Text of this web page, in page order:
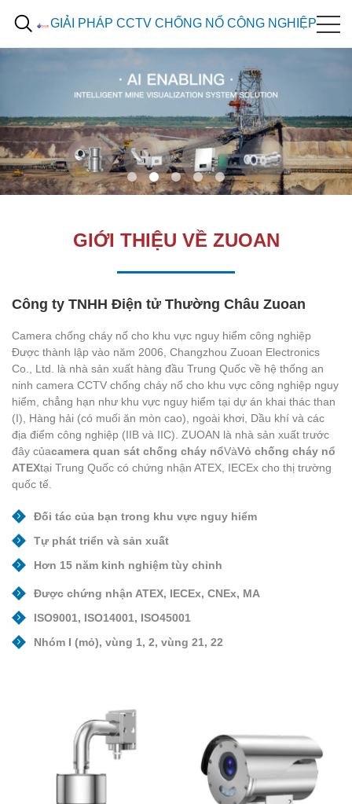
GIẢI PHÁP CCTV CHỐNG NỔ CÔNG NGHIỆP
GIỚI THIỆU VỀ ZUOAN
Công ty TNHH Điện tử Thường Châu Zuoan
Camera chống cháy nổ cho khu vực nguy hiểm công nghiệp
Được thành lập vào năm 2006, Changzhou Zuoan Electronics
Co., Ltd. là nhà sản xuất hàng đầu Trung Quốc về hệ thống an
ninh camera CCTV chống cháy nổ cho khu vực công nghiệp nguy
hiểm, chẳng hạn như khu vực nguy hiểm tại dự án khai thác than
(I), Hàng hải (có muối ăn mòn cao), ngoài khơi, Dầu khí và các
địa điểm công nghiệp (IIB và IIC). ZUOAN là nhà sản xuất trước
đây củacamera quan sát chống cháy nổVàVỏ chống cháy nổ
ATEXtại Trung Quốc có chứng nhận ATEX, IECEx cho thị trường
quốc tế.
Đối tác của bạn trong khu vực nguy hiểm
Tự phát triển và sản xuất
Hơn 15 năm kinh nghiệm tùy chỉnh
Được chứng nhận ATEX, IECEx, CNEx, MA
ISO9001, ISO14001, ISO45001
Nhóm I (mỏ), vùng 1, 2, vùng 21, 22